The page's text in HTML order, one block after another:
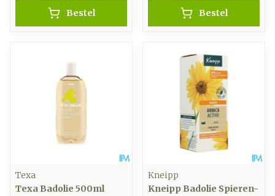
Bestel Bestel
Texa
Texa Badolie 500ml
Kneipp
Kneipp Badolie Spieren-